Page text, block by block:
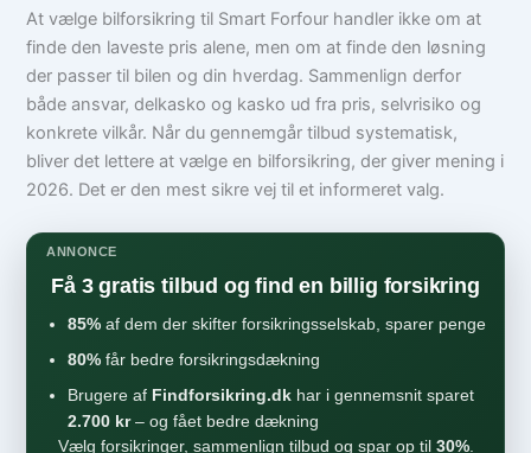
At vælge bilforsikring til Smart Forfour handler ikke om at
finde den laveste pris alene, men om at finde den løsning
der passer til bilen og din hverdag. Sammenlign derfor
både ansvar, delkasko og kasko ud fra pris, selvrisiko og
konkrete vilkår. Når du gennemgår tilbud systematisk,
bliver det lettere at vælge en bilforsikring, der giver mening i
2026. Det er den mest sikre vej til et informeret valg.
ANNONCE
Få 3 gratis tilbud og find en billig forsikring
85% af dem der skifter forsikringsselskab, sparer penge
80% får bedre forsikringsdækning
Brugere af Findforsikring.dk har i gennemsnit sparet
2.700 kr– og fået bedre dækning
Vælg forsikringer, sammenlign tilbud og spar op til 30%.